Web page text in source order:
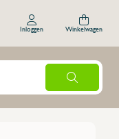
Inloggen Winkelwagen